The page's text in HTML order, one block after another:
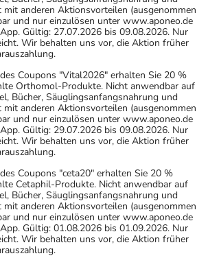
mit anderen Aktionsvorteilen (ausgenommen
und nur einzulösen unter www.aponeo.de
Gültig: 27.07.2026 bis 09.08.2026. Nur
Wir behalten uns vor, die Aktion früher
Coupons "Vital2026" erhalten Sie 20 %
Orthomol-Produkte. Nicht anwendbar auf
Bücher, Säuglingsanfangsnahrung und
mit anderen Aktionsvorteilen (ausgenommen
und nur einzulösen unter www.aponeo.de
Gültig: 29.07.2026 bis 09.08.2026. Nur
Wir behalten uns vor, die Aktion früher
Coupons "ceta20" erhalten Sie 20 %
Cetaphil-Produkte. Nicht anwendbar auf
Bücher, Säuglingsanfangsnahrung und
mit anderen Aktionsvorteilen (ausgenommen
und nur einzulösen unter www.aponeo.de
Gültig: 01.08.2026 bis 01.09.2026. Nur
Wir behalten uns vor, die Aktion früher